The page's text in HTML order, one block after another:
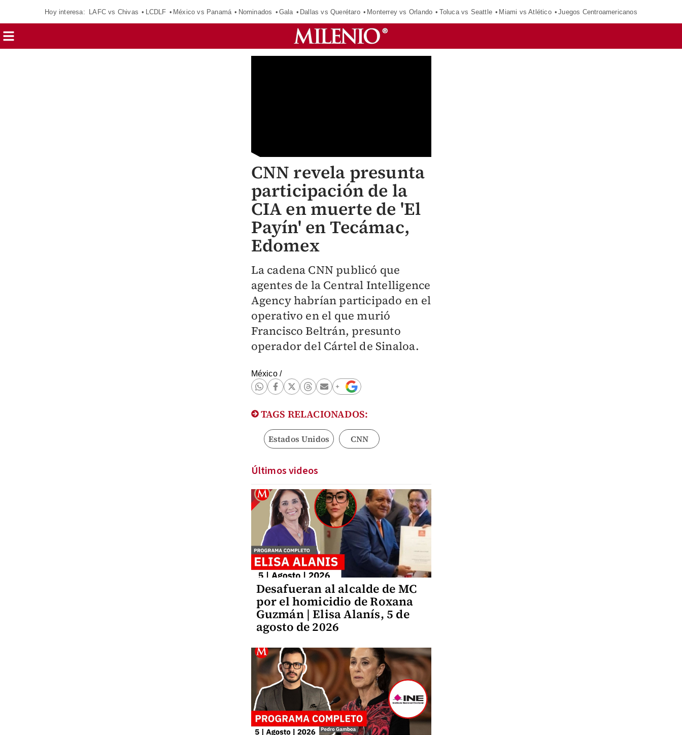
Hoy interesa: LAFC vs Chivas LCDLF México vs Panamá Nominados Gala Dallas vs Querétaro Monterrey vs Orlando Toluca vs Seattle Miami vs Atlético Juegos Centroamericanos
CNN revela presunta
participación de la
CIA en muerte de 'El
Payín' en Tecámac,
Edomex
La cadena CNN publicó que
agentes de la Central Intelligence
Agency habrían participado en el
operativo en el que murió
Francisco Beltrán, presunto
operador del Cártel de Sinaloa.
México/
TAGS RELACIONADOS:
Estados Unidos CNN
Últimos videos
Desafueran al alcalde de MC
por el homicidio de Roxana
Guzmán | Elisa Alanís, 5 de
agosto de 2026